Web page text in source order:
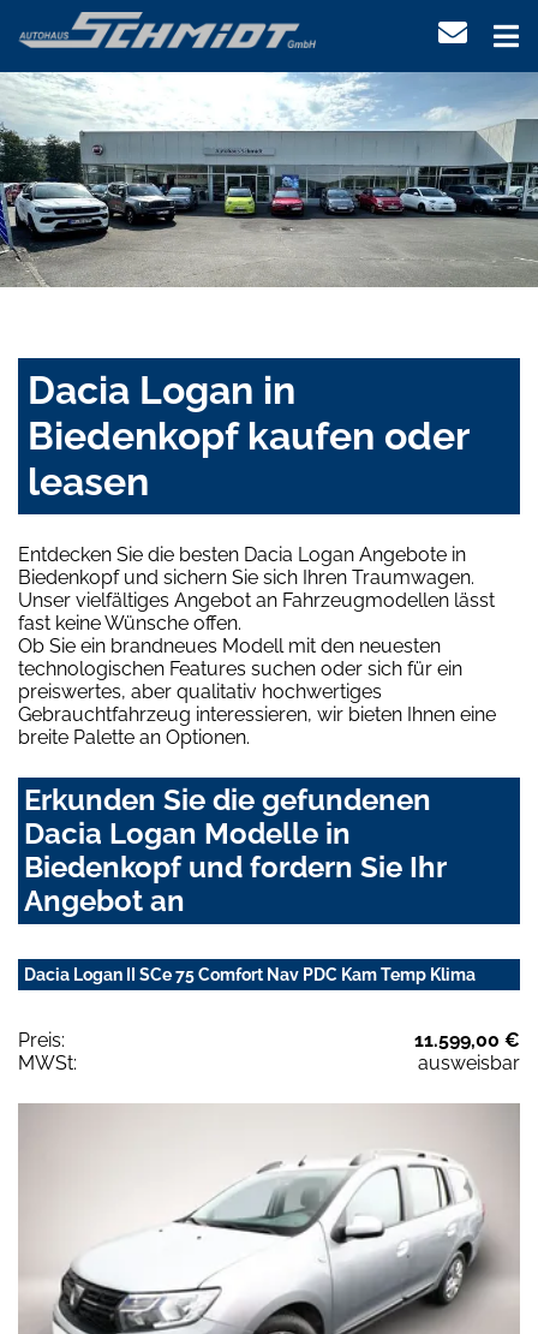
Dacia Logan in
Biedenkopf kaufen oder
leasen
Entdecken Sie die besten Dacia Logan Angebote in
Biedenkopf und sichern Sie sich Ihren Traumwagen.
Unser vielfältiges Angebot an Fahrzeugmodellen lässt
fast keine Wünsche offen.
Ob Sie ein brandneues Modell mit den neuesten
technologischen Features suchen oder sich für ein
preiswertes, aber qualitativ hochwertiges
Gebrauchtfahrzeug interessieren, wir bieten Ihnen eine
breite Palette an Optionen.
Erkunden Sie die gefundenen
Dacia Logan Modelle in
Biedenkopf und fordern Sie Ihr
Angebot an
Dacia Logan II SCe 75 Comfort Nav PDC Kam Temp Klima
Preis:
11.599,00 €
MWSt:
ausweisbar